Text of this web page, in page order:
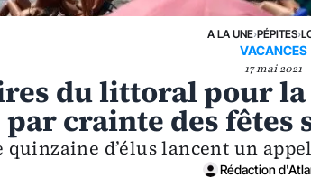
A LA UNE›PÉPITES›
VACANCES
17 mai 2021
du littoral pour
crainte des fêtes
quinzaine d’élus lancent un
Rédaction